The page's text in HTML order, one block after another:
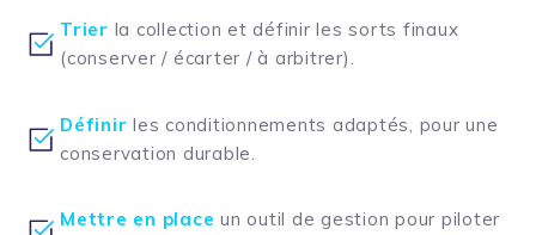
Trier la collection et définir les sorts finaux
(conserver / écarter / à arbitrer).
Définir les conditionnements adaptés, pour une
conservation durable.
Mettre en place un outil de gestion pour piloter